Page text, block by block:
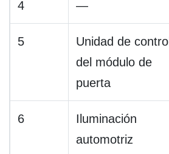
4 —
5
Unidad de control
del módulo de
puerta
6
Iluminación
automotriz